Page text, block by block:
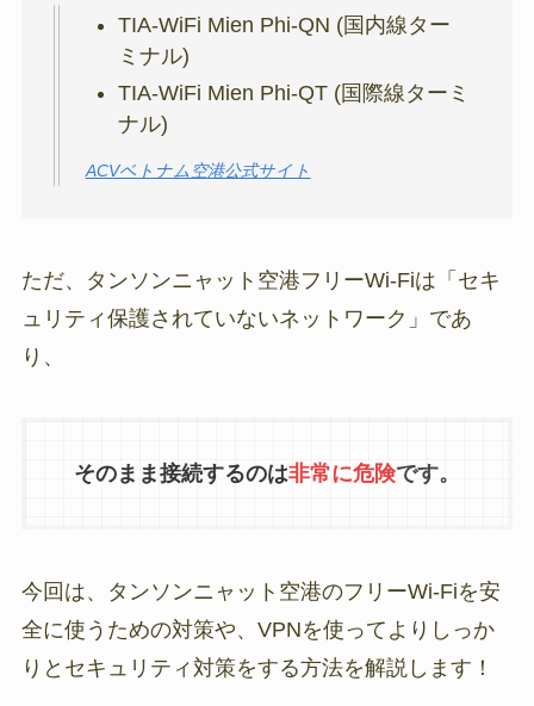
TIA-WiFi Mien Phi-QN (国内線ター
ミナル)
TIA-WiFi Mien Phi-QT (国際線ターミ
ナル)
ACVベトナム空港公式サイト
ただ、タンソンニャット空港フリーWi-Fiは「セキ
ュリティ保護されていないネットワーク」であ
り、
そのまま接続するのは非常に危険です。
今回は、タンソンニャット空港のフリーWi-Fiを安
全に使うための対策や、VPNを使ってよりしっか
りとセキュリティ対策をする方法を解説します！